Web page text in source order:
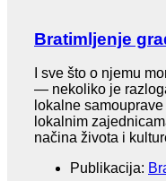
Bratimljenje
I sve što o njemu
— nekoliko je
lokalne
lokalnim
načina života i
Publikacija: